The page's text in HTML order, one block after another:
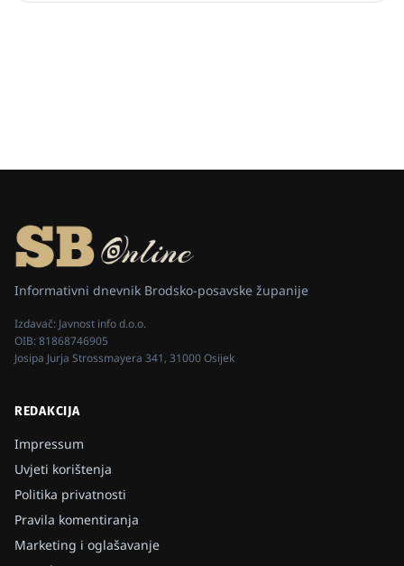
Informativni dnevnik Brodsko-posavske županije
Izdavač: Javnost info d.o.o.
OIB:81868746905
Josipa Jurja Strossmayera 341, 31000 Osijek
REDAKCIJA
Impressum
Uvjeti korištenja
Politika privatnosti
Pravila komentiranja
Marketing i oglašavanje